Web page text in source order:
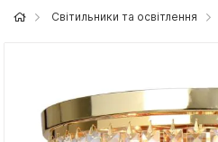
Світильники та освітлення